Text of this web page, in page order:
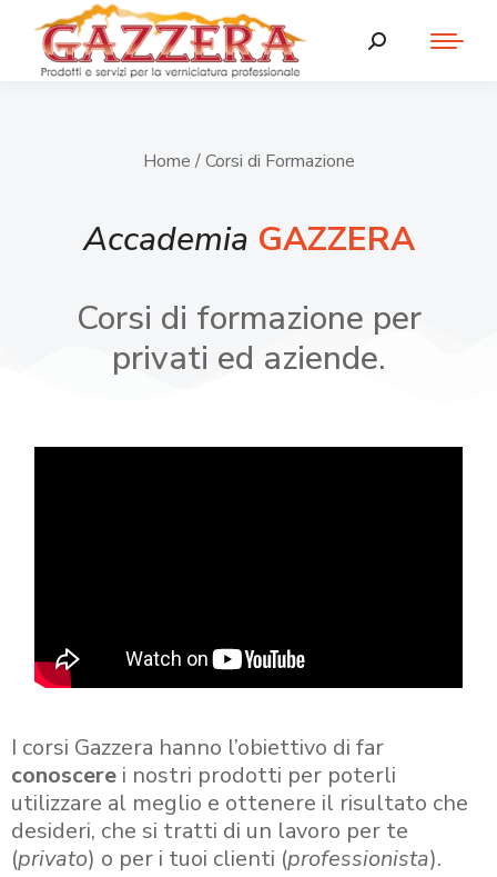
Home / Corsi di Formazione
Accademia GAZZERA
Corsi di formazione per
privati ed aziende.
I corsi Gazzera hanno l’obiettivo di far
conoscere i nostri prodotti per poterli
utilizzare al meglio e ottenere il risultato che
desideri, che si tratti di un lavoro per te
(privato) o per i tuoi clienti (professionista).